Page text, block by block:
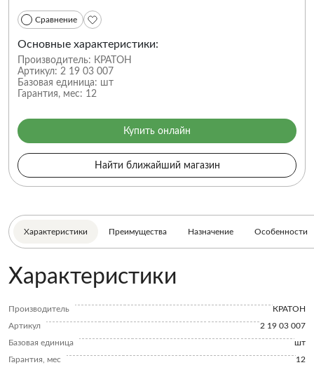
Сравнение
Основные характеристики:
Производитель: КРАТОН
Артикул: 2 19 03 007
Базовая единица: шт
Гарантия, мес: 12
Купить онлайн
Найти ближайший магазин
Характеристики Преимущества Назначение Особенности
Характеристики
Производитель
КРАТОН
Артикул
2 19 03 007
Базовая единица
шт
Гарантия, мес
12